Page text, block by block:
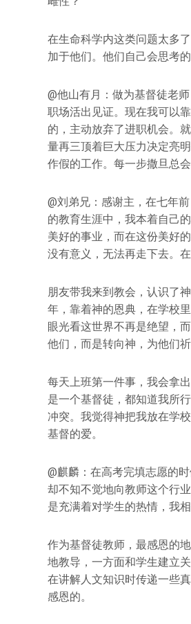
在生命科学内这类问题太多
加于他们。他们自己会思考
@他山有月：做为基督徒老
职场活出见证。现在我可以
的，主动放弃了进职机会。
量再三顶着巨大压力决定亮
作假的工作。每一步撒旦总
@刘弟兄：感谢主，在七年
的教育生涯中，我本着自己
美好的事业，而在这份美好
没有意义，无法再走下去。
朋友带我来到教会，认识了
年，靠着神的恩典，在学校
眼光看这世界不再是绝望，
他们，而是转向神，为他们
每天上班第一件事，我会拿
是一个基督徒，都知道我所
冲突。我觉得神把我放在学
基督的爱。
@麒麟：在高考完填志愿的
却不知不觉地向教师这个行
是充满着对学生的热情，我
作为基督徒教师，最感恩的
地教导，一方面和学生建立
在讲解人文知识时传递一些
感恩的。